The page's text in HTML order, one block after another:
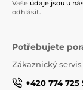
Vaše údaje jsou u
odhlásit.
Potřebujete
Zákaznický
+420 774 725